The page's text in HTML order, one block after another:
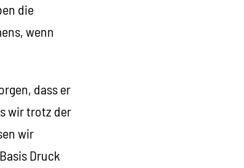
die
wenn
dass er
wir trotz der
wir
Druck